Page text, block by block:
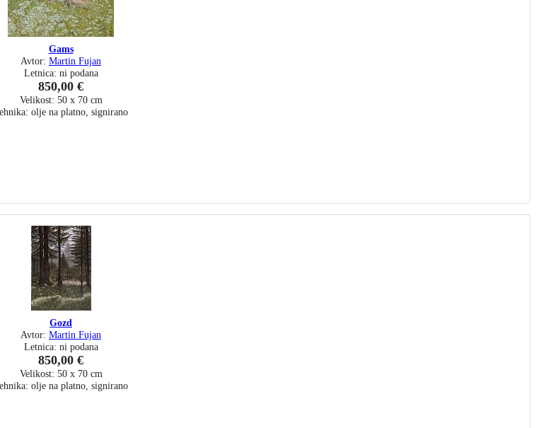
Gams
Avtor: Martin Fujan
Letnica: ni podana
850,00 €
Velikost: 50 x 70 cm
olje na platno, signirano
Gozd
Avtor: Martin Fujan
Letnica: ni podana
850,00 €
Velikost: 50 x 70 cm
olje na platno, signirano